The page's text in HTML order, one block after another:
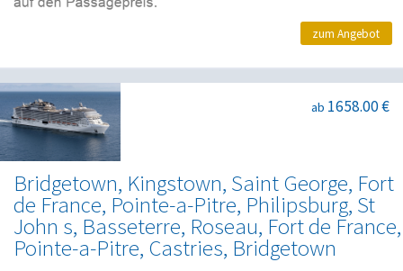
zum Angebot
Bridgetown, Kingstown, Saint George, Fort
de France, Pointe-a-Pitre, Philipsburg, St
John s, Basseterre, Roseau, Fort de France,
Pointe-a-Pitre, Castries, Bridgetown
ab 1658.00 €